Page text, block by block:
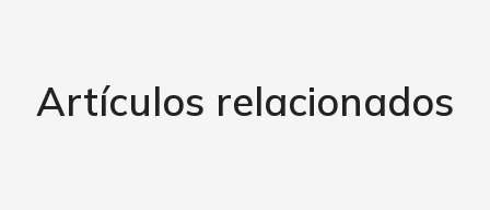
Artículos relacionados